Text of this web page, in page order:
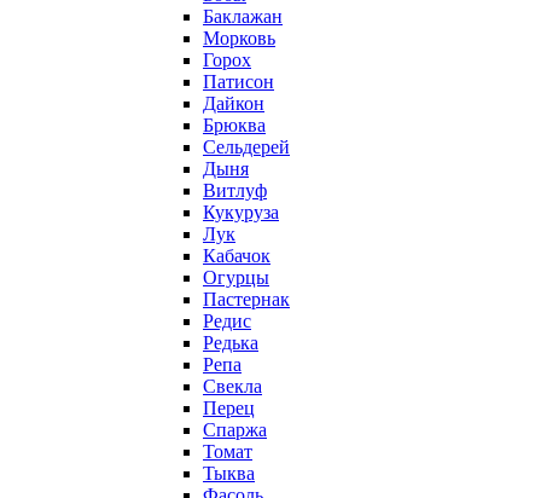
Баклажан
Морковь
Горох
Патисон
Дайкон
Брюква
Сельдерей
Дыня
Витлуф
Кукуруза
Лук
Кабачок
Огурцы
Пастернак
Редис
Редька
Репа
Свекла
Перец
Спаржа
Томат
Тыква